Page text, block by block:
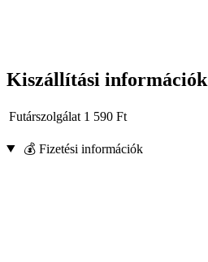
Kiszállítási információk
Futárszolgálat 1 590 Ft
💰 Fizetési információk